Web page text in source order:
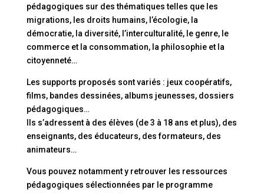
pédagogiques sur des thématiques telles que les
migrations, les droits humains, l’écologie, la
démocratie, la diversité, l’interculturalité, le genre, le
commerce et la consommation, la philosophie et la
citoyenneté…
Les supports proposés sont variés : jeux coopératifs,
films, bandes dessinées, albums jeunesses, dossiers
pédagogiques…
Ils s’adressent à des élèves (de 3 à 18 ans et plus), des
enseignants, des éducateurs, des formateurs, des
animateurs…
Vous pouvez notamment y retrouver les ressources
pédagogiques sélectionnées par le programme